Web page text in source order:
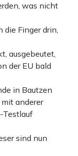
was nicht
die Finger drin,
ausgebeutet,
der EU bald
in Bautzen
anderer
Testlauf
sind nun